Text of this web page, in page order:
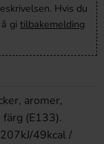
Hvis du
gi tilbakemelding
aromer,
(E133).
49kcal /